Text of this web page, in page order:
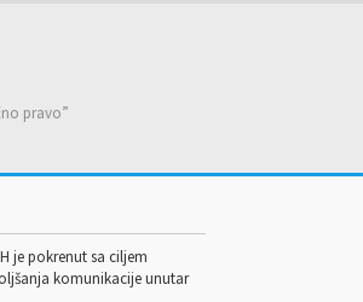
pravo”
je pokrenut sa ciljem
komunikacije unutar